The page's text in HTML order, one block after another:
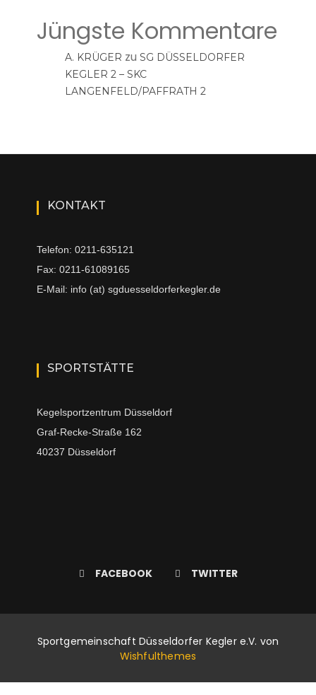
Jüngste Kommentare
A. KRÜGER zu SG DÜSSELDORFER
KEGLER 2 – SKC
LANGENFELD/PAFFRATH 2
KONTAKT
Telefon: 0211-635121
Fax: 0211-61089165
E-Mail: info (at) sgduesseldorferkegler.de
SPORTSTÄTTE
Kegelsportzentrum Düsseldorf
Graf-Recke-Straße 162
40237 Düsseldorf
FACEBOOK TWITTER
Sportgemeinschaft Düsseldorfer Kegler e.V. von
Wishfulthemes